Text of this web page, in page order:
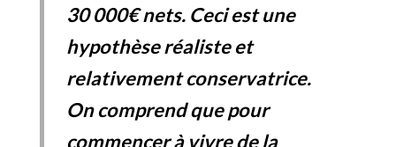
30 000€ nets. Ceci est une
hypothèse réaliste et
relativement conservatrice.
On comprend que pour
commencer à vivre de la